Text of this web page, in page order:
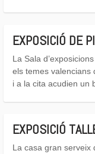
EXPOSICIÓ DE
La Sala
els temes valencians
i a la cita acudien un
EXPOSICIÓ
La casa gran serveix